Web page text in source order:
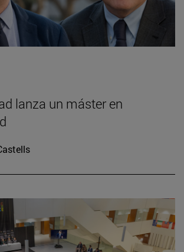
lanza un máster en